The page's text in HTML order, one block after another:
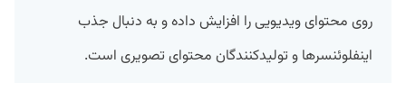
روی محتوای ویدیویی را افزایش داده و به دنبال جذب
اینفلوئنسر‌ها و تولیدکنندگان محتوای تصویری است.